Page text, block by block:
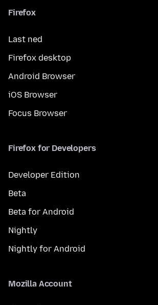
Firefox
Last ned
Firefox desktop
Android Browser
iOS Browser
Focus Browser
Firefox for Developers
Developer Edition
Beta
Beta for Android
Nightly
Nightly for Android
Mozilla Account